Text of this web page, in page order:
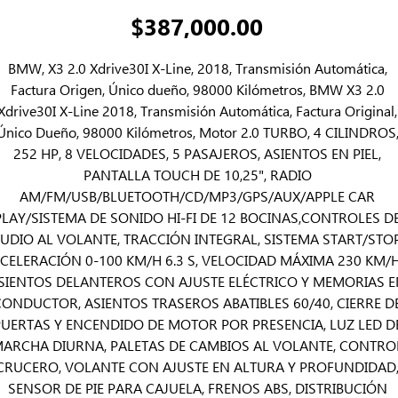
$387,000.00
BMW, X3 2.0 Xdrive30I X-Line, 2018, Transmisión Automática,
Factura Origen, Único dueño, 98000 Kilómetros, BMW X3 2.0
X-Line 2018, Transmisión Automática, Factura Original,
Dueño, 98000 Kilómetros, Motor 2.0 TURBO, 4 CILINDROS,
252 HP, 8 VELOCIDADES, 5 PASAJEROS, ASIENTOS EN PIEL,
PANTALLA TOUCH DE 10,25", RADIO
AM/FM/USB/BLUETOOTH/CD/MP3/GPS/AUX/APPLE CAR
SISTEMA DE SONIDO HI-FI DE 12 BOCINAS,CONTROLES
AL VOLANTE, TRACCIÓN INTEGRAL, SISTEMA START/
0-100 KM/H 6.3 S, VELOCIDAD MÁXIMA 230 KM/
DELANTEROS CON AJUSTE ELÉCTRICO Y MEMORIAS
ASIENTOS TRASEROS ABATIBLES 60/40, CIERRE
Y ENCENDIDO DE MOTOR POR PRESENCIA, LUZ LED
DIURNA, PALETAS DE CAMBIOS AL VOLANTE, CONTROL
VOLANTE CON AJUSTE EN ALTURA Y PROFUNDIDAD,
SENSOR DE PIE PARA CAJUELA, FRENOS ABS, DISTRIBUCIÓN